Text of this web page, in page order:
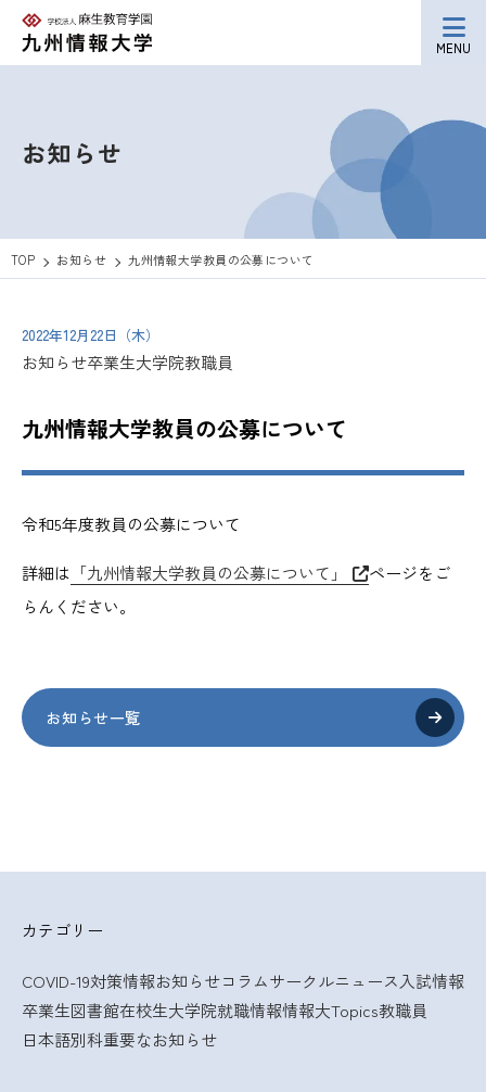
MENU
お知らせ
TOP お知らせ 九州情報大学教員の公募について
2022年12月22日（木）
お知らせ卒業生大学院教職員
九州情報大学教員の公募について
令和5年度教員の公募について
詳細は 「九州情報大学教員の公募について」
ページをご
らんください。
お知らせ一覧
カテゴリー
COVID-19対策情報お知らせコラムサークルニュース入試情報
卒業生図書館在校生大学院就職情報情報大Topics教職員
日本語別科重要なお知らせ